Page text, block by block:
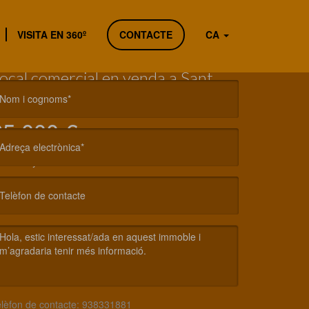
VISITA EN 360º CONTACTE CA
Anterior Següent
comercial en venda a Sant
Vicenç de Castellet
€
Nom i cognoms*
Adreça electrònica*
Telèfon de contacte
de contacte: 938331881